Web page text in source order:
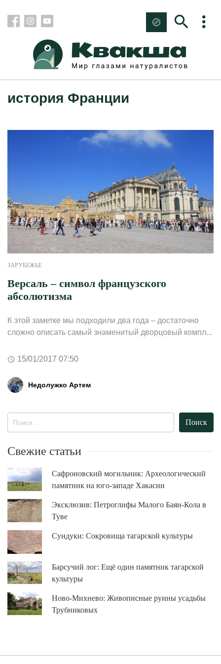
история Франции
ЗАРУБЕЖЬЕ
Версаль – символ французского
абсолютизма
К этой заметке мы подходили два года – достаточно
сложно описать самый знаменитый дворцовый компл...
15/01/2017 07:50
Недолужко Артем
Свежие статьи
Сафроновский могильник: Археологический
памятник на юго-западе Хакасии
Эксклюзив: Петроглифы Малого Баян-Кола в
Туве
Сундуки: Сокровища тагарской культуры
Барсучий лог: Ещё один памятник тагарской
культуры
Ново-Михнево: Живописные руины усадьбы
Трубниковых